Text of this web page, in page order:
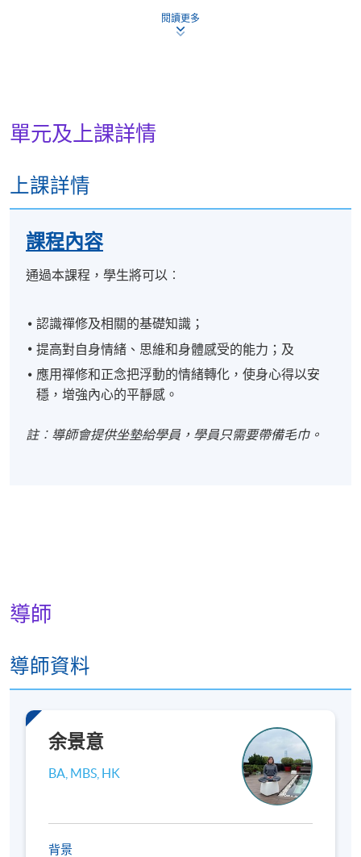
閱讀更多
單元及上課詳情
上課詳情
課程內容
通過本課程，學生將可以︰
認識禪修及相關的基礎知識；
提高對自身情緒、思維和身體感受的能力；及
應用禪修和正念把浮動的情緒轉化，使身心得以安
穩，增強內心的平靜感。
註︰導師會提供坐墊給學員，學員只需要帶備毛巾。
導師
導師資料
余景意
BA, MBS, HK
背景